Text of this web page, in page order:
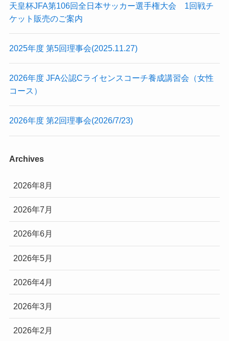
天皇杯JFA第106回全日本サッカー選手権大会 1回戦チ
ケット販売のご案内
2025年度 第5回理事会(2025.11.27)
2026年度 JFA公認Cライセンスコーチ養成講習会（女性
コース）
2026年度 第2回理事会(2026/7/23)
Archives
2026年8月
2026年7月
2026年6月
2026年5月
2026年4月
2026年3月
2026年2月